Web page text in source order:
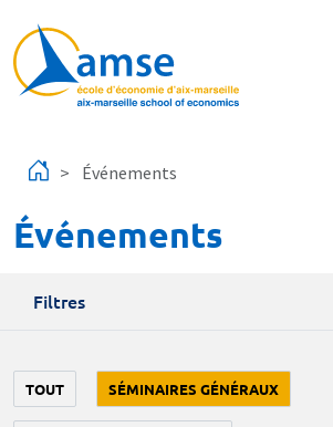
Événements
Événements
Filtres
TOUT SÉMINAIRES GÉNÉRAUX